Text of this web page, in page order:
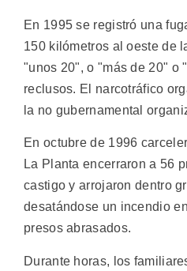
En 1995 se registró una
150 kilómetros al oeste de
"unos 20", o "más de 20" o
reclusos. El narcotráfico
la no gubernamental
En octubre de 1996
La Planta encerraron a 56
castigo y arrojaron dentro
desatándose un incendio
presos abrasados.
Durante horas, los